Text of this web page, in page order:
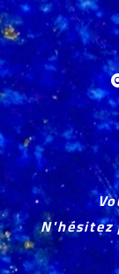
N'hésitez